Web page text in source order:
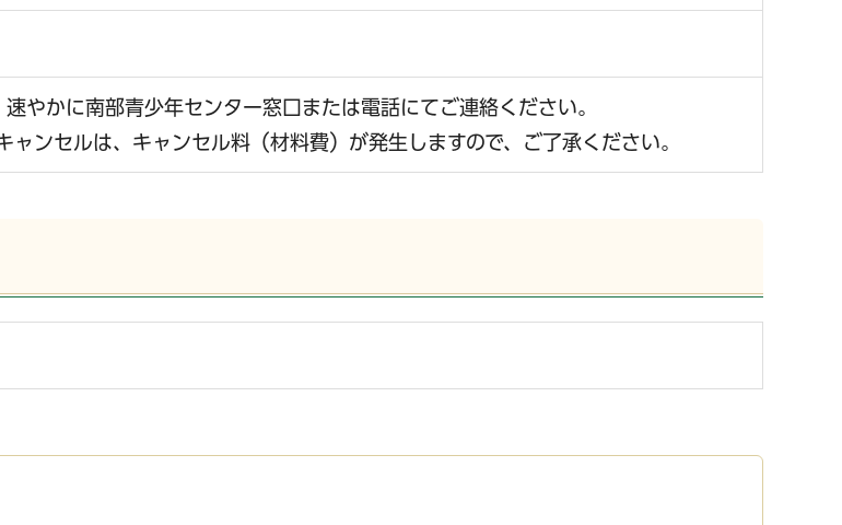
やかに南部青少年センター窓口または電話にてご連絡ください。
ンセルは、キャンセル料（材料費）が発生しますので、ご了承ください。